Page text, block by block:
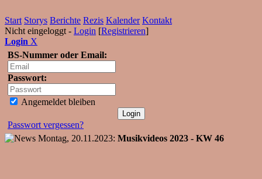
Start Storys Berichte Rezis Kalender Kontakt
Nicht eingeloggt - Login [Registrieren]
Login X
BS-Nummer oder Email:
Passwort:
Angemeldet bleiben
Passwort vergessen?
Montag, 20.11.2023: Musikvideos 2023 - KW 46